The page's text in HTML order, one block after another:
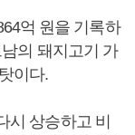
억 원을 기록하
의 돼지고기 가
이다.
시 상승하고 비